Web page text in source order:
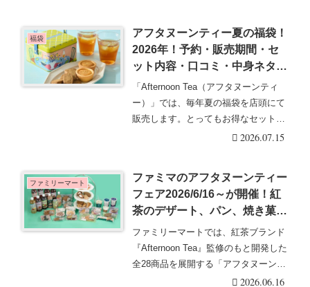
福袋
アフタヌーンティー夏の福袋！
2026年！予約・販売期間・セ
ット内容・口コミ・中身ネタバ
レまとめ！
「Afternoon Tea（アフタヌーンティ
ー）」では、毎年夏の福袋を店頭にて
販売します。とってもお得なセットの
2026.07.15
ファミリーマート
ファミマのアフタヌーンティー
フェア2026/6/16～が開催！紅
茶のデザート、パン、焼き菓
子、アイスなど全28種類の大型
コラボが新発売！
ファミリーマートでは、紅茶ブランド
『Afternoon Tea』監修のもと開発した
全28商品を展開する「アフタヌーンテ
2026.06.16